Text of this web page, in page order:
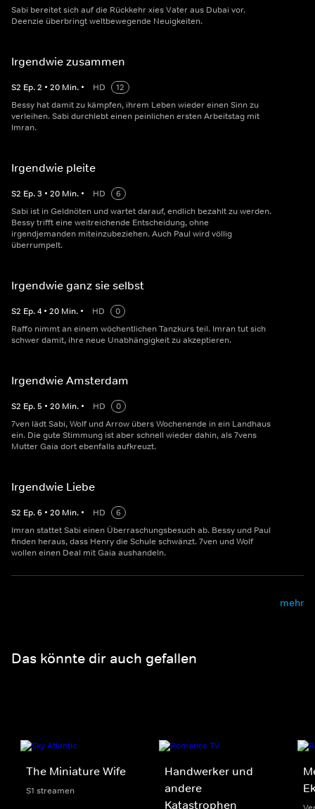
Sabi bereitet sich auf die Rückkehr xies Vater aus Dubai vor.
Deenzie überbringt weltbewegende Neuigkeiten.
Irgendwie zusammen
S2 Ep.2 • 20 Min. • HD
12
Bessy hat damit zu kämpfen, ihrem Leben wieder einen Sinn zu
verleihen. Sabi durchlebt einen peinlichen ersten Arbeitstag mit
Imran.
Irgendwie pleite
S2 Ep.3 • 20 Min. • HD
6
Sabi ist in Geldnöten und wartet darauf, endlich bezahlt zu werden.
Bessy trifft eine weitreichende Entscheidung, ohne
irgendjemanden miteinzubeziehen. Auch Paul wird völlig
überrumpelt.
Irgendwie ganz sie selbst
S2 Ep.4 • 20 Min. • HD
0
Raffo nimmt an einem wöchentlichen Tanzkurs teil. Imran tut sich
schwer damit, ihre neue Unabhängigkeit zu akzeptieren.
Irgendwie Amsterdam
S2 Ep.5 • 20 Min. • HD
0
7ven lädt Sabi, Wolf und Arrow übers Wochenende in ein Landhaus
ein. Die gute Stimmung ist aber schnell wieder dahin, als 7vens
Mutter Gaia dort ebenfalls aufkreuzt.
Irgendwie Liebe
S2 Ep.6 • 20 Min. • HD
6
Imran stattet Sabi einen Überraschungsbesuch ab. Bessy und Paul
finden heraus, dass Henry die Schule schwänzt. 7ven und Wolf
wollen einen Deal mit Gaia aushandeln.
mehr
Das könnte dir auch gefallen
The Miniature Wife
S1 streamen
Handwerker und
andere
Katastrophen